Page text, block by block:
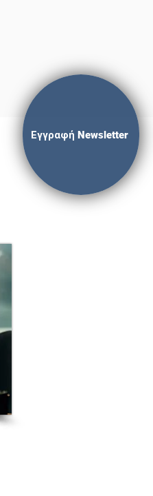
Εγγραφή Newsletter